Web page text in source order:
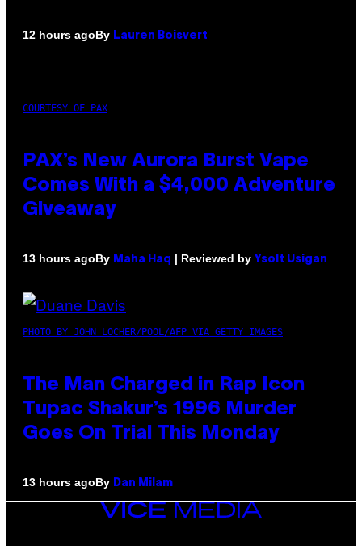
12 hours agoBy Lauren Boisvert
COURTESY OF PAX
PAX’s New Aurora Burst Vape
Comes With a $4,000 Adventure
Giveaway
13 hours agoBy Maha Haq | Reviewed by Ysolt Usigan
PHOTO BY JOHN LOCHER/POOL/AFP VIA GETTY IMAGES
The Man Charged in Rap Icon
Tupac Shakur’s 1996 Murder
Goes On Trial This Monday
13 hours agoBy Dan Milam
VICE
MEDIA